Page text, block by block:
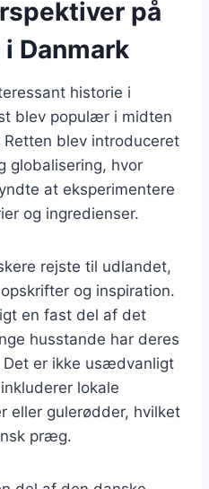
på
Danmark
historie i
blev populær i midten
blev introduceret
globalisering, hvor
at eksperimentere
og ingredienser.
rejste til udlandet,
og inspiration.
en fast del af det
husstande har deres
er ikke usædvanligt
lokale
eller gulerødder, hvilket
præg.